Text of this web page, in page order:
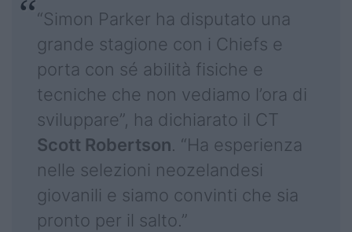
“Simon Parker ha disputato una
grande stagione con i Chiefs e
porta con sé abilità fisiche e
tecniche che non vediamo l’ora di
sviluppare”, ha dichiarato il CT
Scott Robertson. “Ha esperienza
nelle selezioni neozelandesi
giovanili e siamo convinti che sia
pronto per il salto.”